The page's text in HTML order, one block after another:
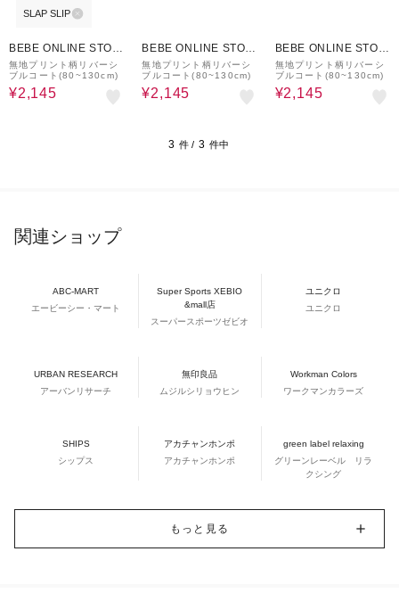
SLAP SLIP
BEBE ONLINE STOR
E
無地プリント柄リバーシ
ブルコート(80~130cm)
¥2,145
BEBE ONLINE STOR
E
無地プリント柄リバーシ
ブルコート(80~130cm)
¥2,145
BEBE ONLINE STOR
E
無地プリント柄リバーシ
ブルコート(80~130cm)
¥2,145
3 件 / 3 件中
関連ショップ
ABC-MART
エービーシー・マート
Super Sports XEBIO
&mall店
スーパースポーツゼビオ
ユニクロ
ユニクロ
URBAN RESEARCH
アーバンリサーチ
無印良品
ムジルシリョウヒン
Workman Colors
ワークマンカラーズ
SHIPS
シップス
アカチャンホンポ
アカチャンホンポ
green label relaxing
グリーンレーベル リラ
クシング
もっと見る